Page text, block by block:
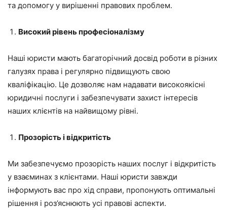
та допомогу у вирішенні правових проблем.
Високий рівень професіоналізму
Наші юристи мають багаторічний досвід роботи в різних
галузях права і регулярно підвищують свою
кваліфікацію. Це дозволяє нам надавати високоякісні
юридичні послуги і забезпечувати захист інтересів
наших клієнтів на найвищому рівні.
Прозорість і відкритість
Ми забезпечуємо прозорість наших послуг і відкритість
у взаєминах з клієнтами. Наші юристи завжди
інформують вас про хід справи, пропонують оптимальні
рішення і роз’яснюють усі правові аспекти.